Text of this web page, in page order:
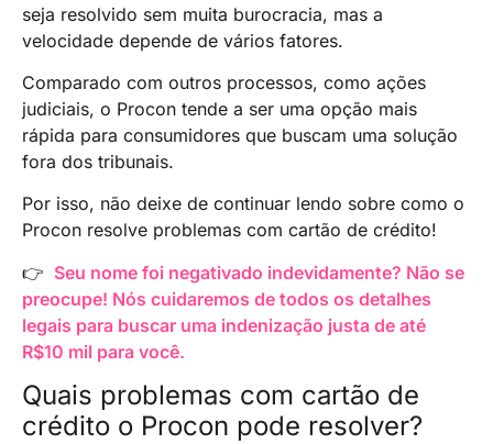
seja resolvido sem muita burocracia, mas a
velocidade depende de vários fatores.
Comparado com outros processos, como ações
judiciais, o Procon tende a ser uma opção mais
rápida para consumidores que buscam uma solução
fora dos tribunais.
Por isso, não deixe de continuar lendo sobre como o
Procon resolve problemas com cartão de crédito!
👉 Seu nome foi negativado indevidamente? Não se
preocupe! Nós cuidaremos de todos os detalhes
legais para buscar uma indenização justa de até
R$10 mil para você.
Quais problemas com cartão de
crédito o Procon pode resolver?